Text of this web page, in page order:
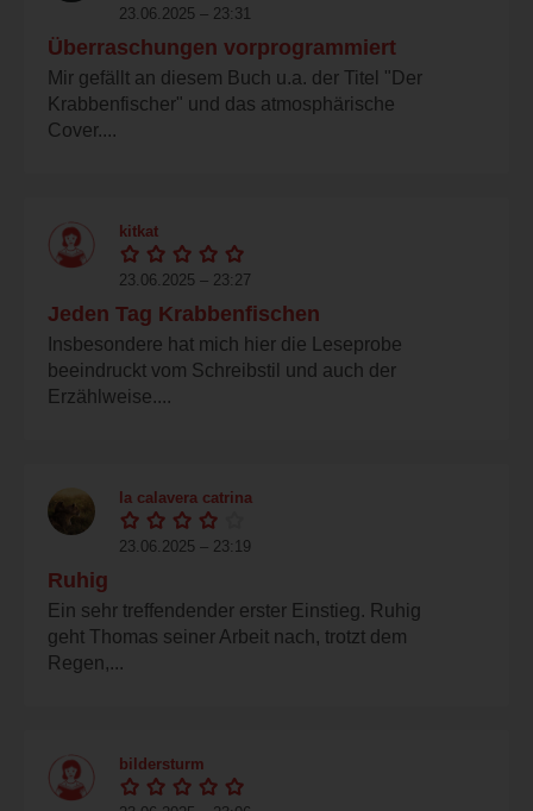
23.06.2025 – 23:31
Überraschungen vorprogrammiert
Mir gefällt an diesem Buch u.a. der Titel "Der
Krabbenfischer" und das atmosphärische
Cover....
kitkat
23.06.2025 – 23:27
Jeden Tag Krabbenfischen
Insbesondere hat mich hier die Leseprobe
beeindruckt vom Schreibstil und auch der
Erzählweise....
la calavera catrina
23.06.2025 – 23:19
Ruhig
Ein sehr treffendender erster Einstieg. Ruhig
geht Thomas seiner Arbeit nach, trotzt dem
Regen,...
bildersturm